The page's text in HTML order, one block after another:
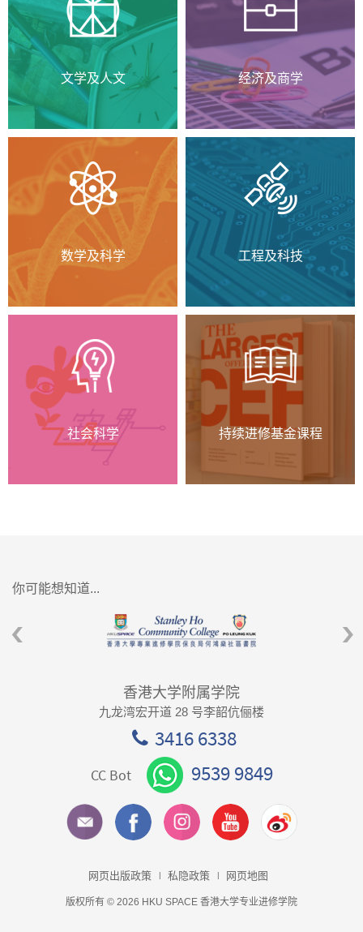
文学及人文 经济及商学
数学及科学 工程及科技
社会科学 持续进修基金课程
你可能想知道...
香港大学附属学院
九龙湾宏开道 28 号李韶伉俪楼
3416 6338
CC Bot 9539 9849
网页出版政策 私隐政策 网页地图
版权所有 © 2026 HKU SPACE 香港大学专业进修学院